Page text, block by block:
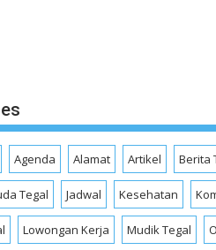
Agenda Alamat Artikel Berita
Tegal Jadwal Kesehatan
Lowongan Kerja Mudik Tegal